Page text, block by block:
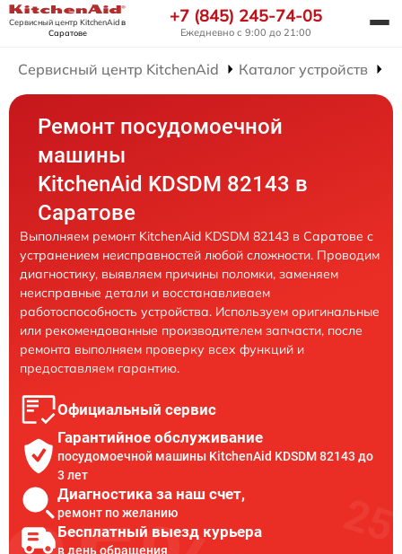
Сервисный центр KitchenAidв
Саратове
+7 (845) 245-74-05
Ежедневно с 9:00 до 21:00
Сервисный центр KitchenAid Каталог устройств
Ремонт посудомоечной
машины
KitchenAid KDSDM 82143 в
Саратове
Выполняем ремонт KitchenAid KDSDM 82143 в Саратове с
устранением неисправностей любой сложности. Проводим
диагностику, выявляем причины поломки, заменяем
неисправные детали и восстанавливаем
работоспособность устройства. Используем оригинальные
или рекомендованные производителем запчасти, после
ремонта выполняем проверку всех функций и
предоставляем гарантию.
Официальный сервис
Гарантийное обслуживание
посудомоечной машины KitchenAid KDSDM 82143 до
3 лет
Диагностика за наш счет,
ремонт по желанию
Бесплатный выезд курьера
в день обращения